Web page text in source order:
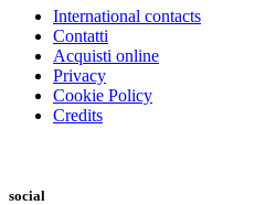
International contacts
Contatti
Acquisti online
Privacy
Cookie Policy
Credits
social